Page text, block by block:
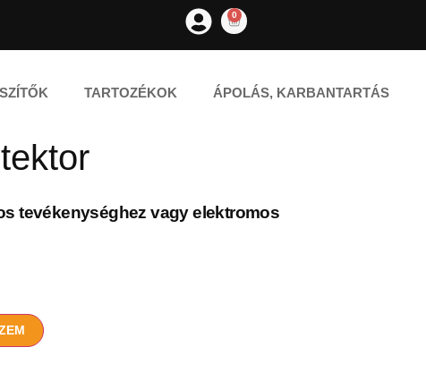
0
TARTOZÉKOK ÁPOLÁS, KARBANTARTÁS
tevékenységhez vagy elektromos